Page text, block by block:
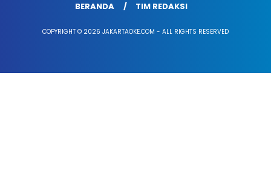
BERANDA TIM REDAKSI
COPYRIGHT © 2026 JAKARTAOKE.COM - ALL RIGHTS RESERVED